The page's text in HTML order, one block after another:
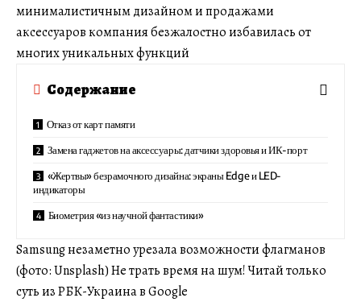
минималистичным дизайном и продажами
аксессуаров компания безжалостно избавилась от
многих уникальных функций
Содержание
Отказ от карт памяти
Замена гаджетов на аксессуары: датчики здоровья и ИК-порт
«Жертвы» безрамочного дизайна: экраны Edge и LED-
индикаторы
Биометрия «из научной фантастики»
Samsung незаметно урезала возможности флагманов
(фото: Unsplash) Не трать время на шум! Читай только
суть из РБК-Украина в Google